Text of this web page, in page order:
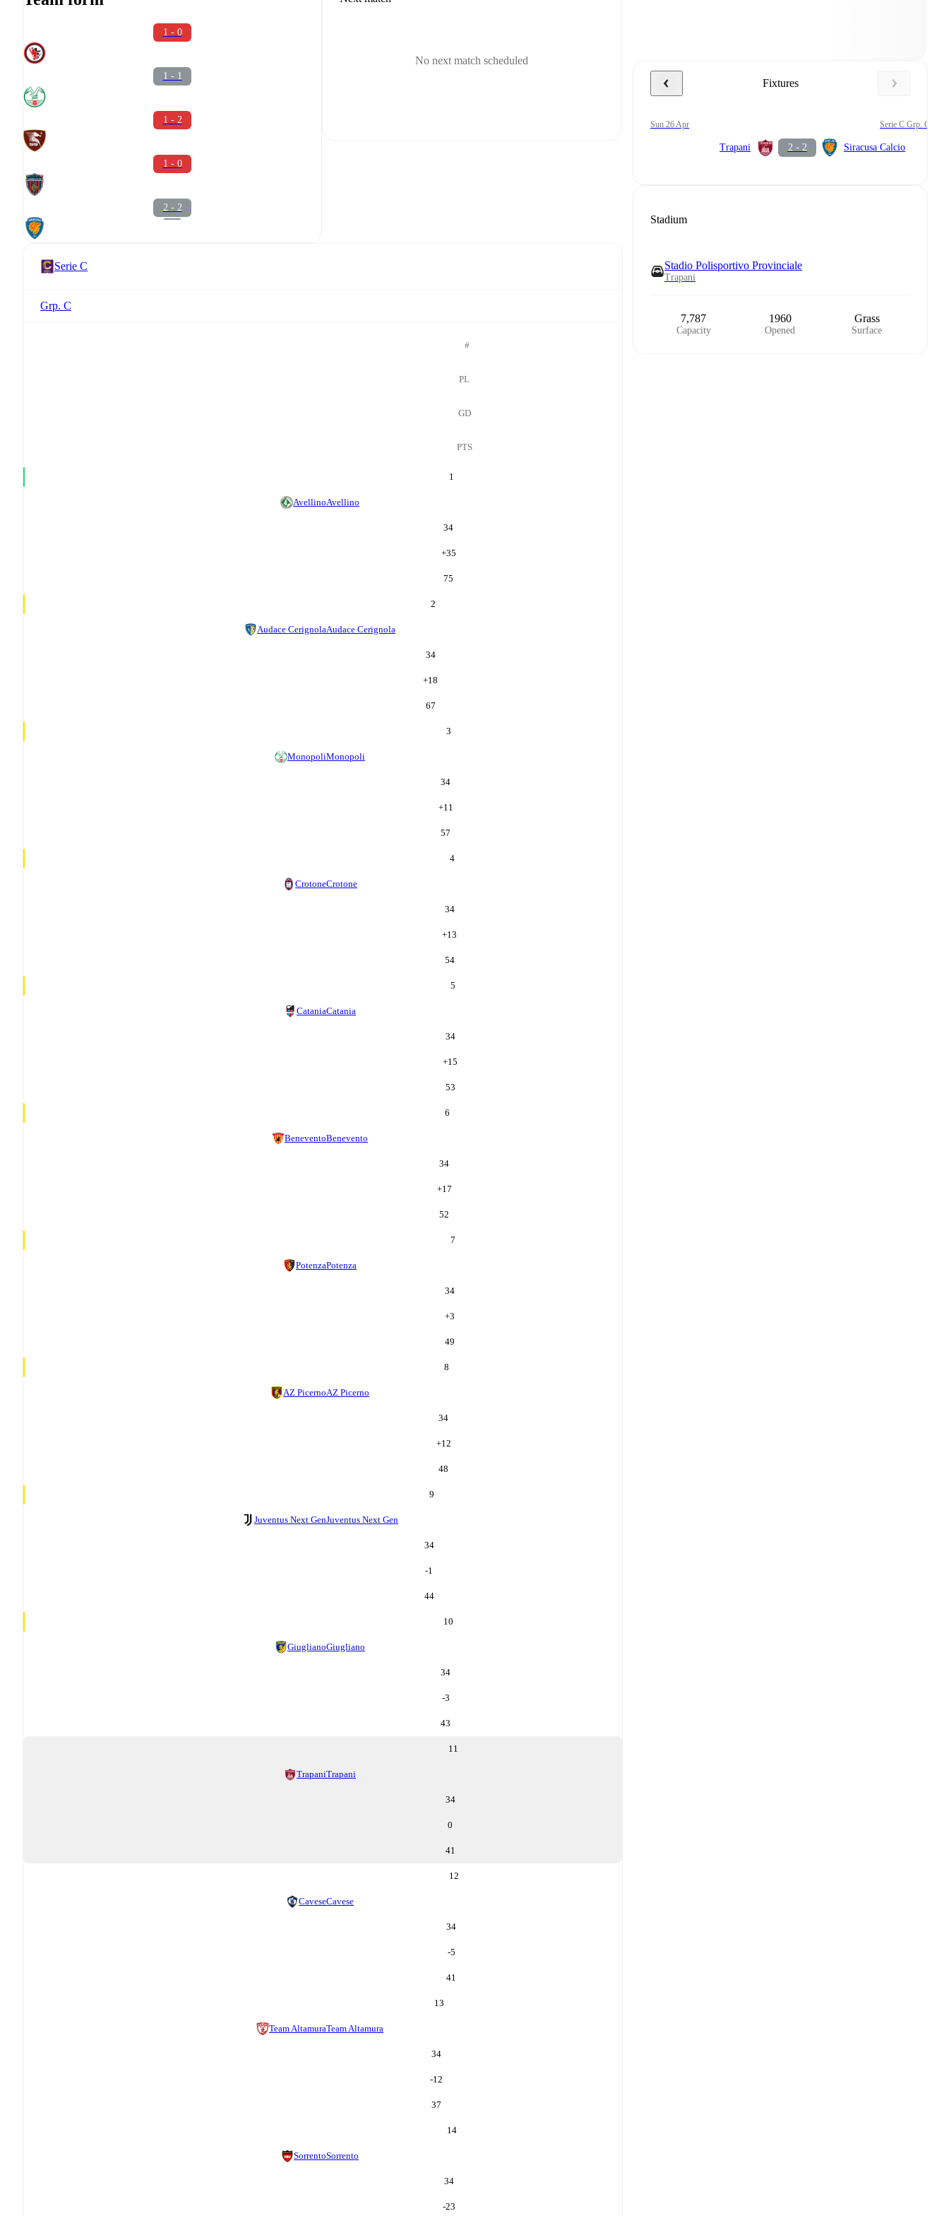
1 - 0
1 - 1
1 - 2
1 - 0
2 - 2
No next match scheduled
Serie C
Grp. C
#
PL
GD
PTS
1
AvellinoAvellino
34
+35
75
2
Audace CerignolaAudace Cerignola
34
+18
67
3
MonopoliMonopoli
34
+11
57
4
CrotoneCrotone
34
+13
54
5
CataniaCatania
34
+15
53
6
BeneventoBenevento
34
+17
52
7
PotenzaPotenza
34
+3
49
8
AZ PicernoAZ Picerno
34
+12
48
9
Juventus Next GenJuventus Next Gen
34
-1
44
10
GiuglianoGiugliano
34
-3
43
11
TrapaniTrapani
34
0
41
12
CaveseCavese
34
-5
41
13
Team AltamuraTeam Altamura
34
-12
37
14
SorrentoSorrento
34
-23
Fixtures
Sun 26 Apr Serie C Grp. C
Trapani 2 - 2 Siracusa Calcio
Stadium
Stadio Polisportivo Provinciale
Trapani
7,787
Capacity
1960
Opened
Grass
Surface